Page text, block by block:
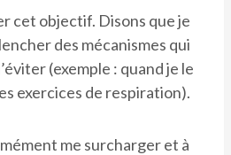
cet objectif. Disons que je
des mécanismes qui
(exemple : quand je le
exercices de respiration).
me surcharger et à